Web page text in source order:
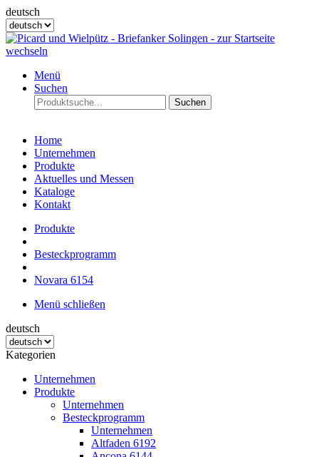
deutsch
Menü
Suchen
Suchen
Home
Unternehmen
Produkte
Aktuelles und Messen
Kataloge
Kontakt
Produkte
Besteckprogramm
Novara 6154
Menü schließen
deutsch
Kategorien
Unternehmen
Produkte
Unternehmen
Besteckprogramm
Unternehmen
Altfaden 6192